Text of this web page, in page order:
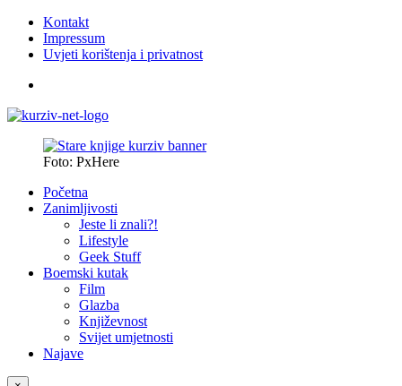
Kontakt
Impressum
Uvjeti korištenja i privatnost
Foto: PxHere
Početna
Zanimljivosti
Jeste li znali?!
Lifestyle
Geek Stuff
Boemski kutak
Film
Glazba
Književnost
Svijet umjetnosti
Najave